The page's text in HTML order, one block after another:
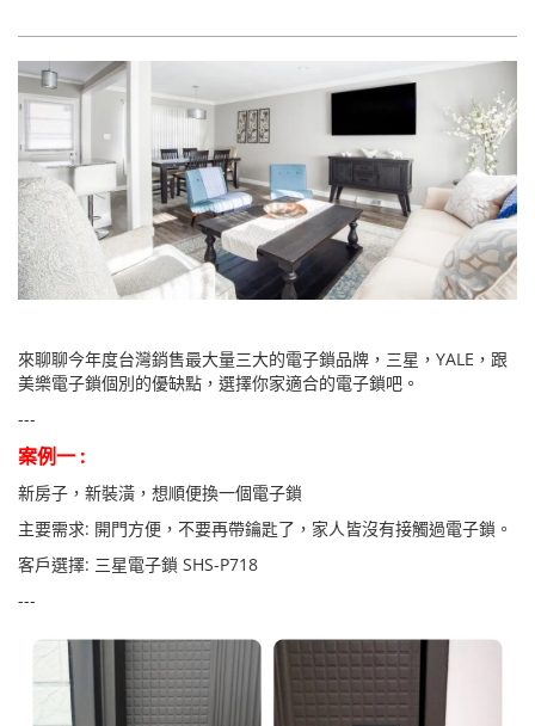
來聊聊今年度台灣銷售最大量三大的電子鎖品牌，三星，YALE，跟
美樂電子鎖個別的優缺點，選擇你家適合的電子鎖吧。
---
案例一 :
新房子，新裝潢，想順便換一個電子鎖
主要需求: 開門方便，不要再帶鑰匙了，家人皆沒有接觸過電子鎖。
客戶選擇: 三星電子鎖 SHS-P718
---